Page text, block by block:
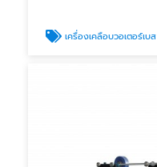
เครื่องเคลือบวอเตอร์เบส